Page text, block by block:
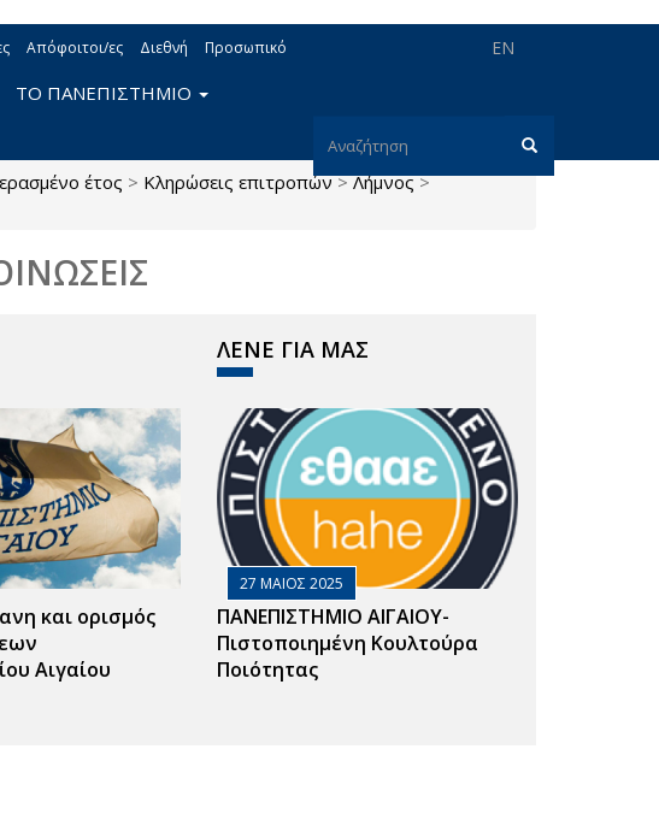
EN
Απόφοιτοι/ες Διεθνή Προσωπικό
Φόρμα
αναζήτησης
Αναζήτηση
ΤΟ ΠΑΝΕΠΙΣΤΗΜΙΟ
έτος > Κληρώσεις επιτροπών > Λήμνος >
και ορισμός
Αιγαίου
ΛΕΝΕ ΓΙΑ ΜΑΣ
27 ΜΑΙΟΣ 2025
ΠΑΝΕΠΙΣΤΗΜΙΟ ΑΙΓΑΙΟΥ-
Πιστοποιημένη Κουλτούρα
Ποιότητας